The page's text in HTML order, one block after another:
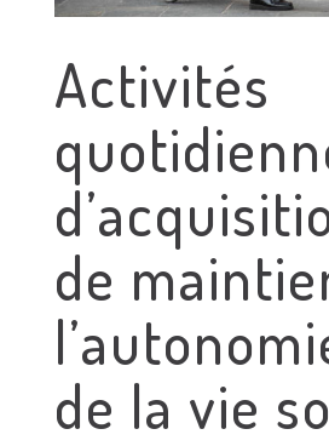
Activités
de
de la vie